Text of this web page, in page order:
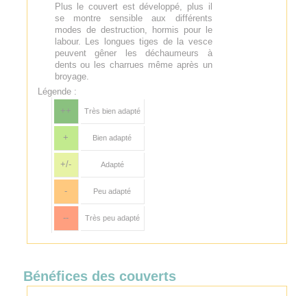
Plus le couvert est développé, plus il
se montre sensible aux différents
modes de destruction, hormis pour le
labour. Les longues tiges de la vesce
peuvent gêner les déchaumeurs à
dents ou les charrues même après un
broyage.
Légende :
++
Très bien adapté
+ Bien adapté
+/- Adapté
- Peu adapté
-- Très peu adapté
Bénéfices des couverts